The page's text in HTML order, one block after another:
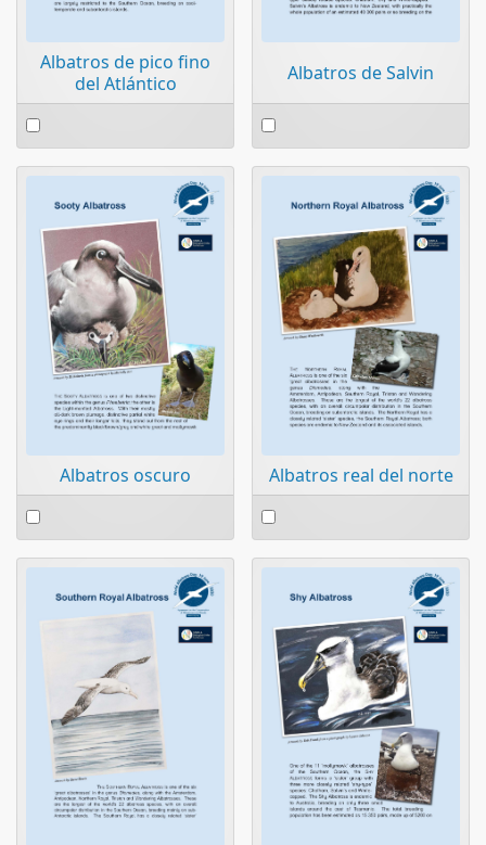
Albatros de pico fino
del Atlántico
Select
an
item
Albatros de Salvin
Select
an
item
Albatros oscuro
Select
an
item
Albatros real del norte
Select
an
item